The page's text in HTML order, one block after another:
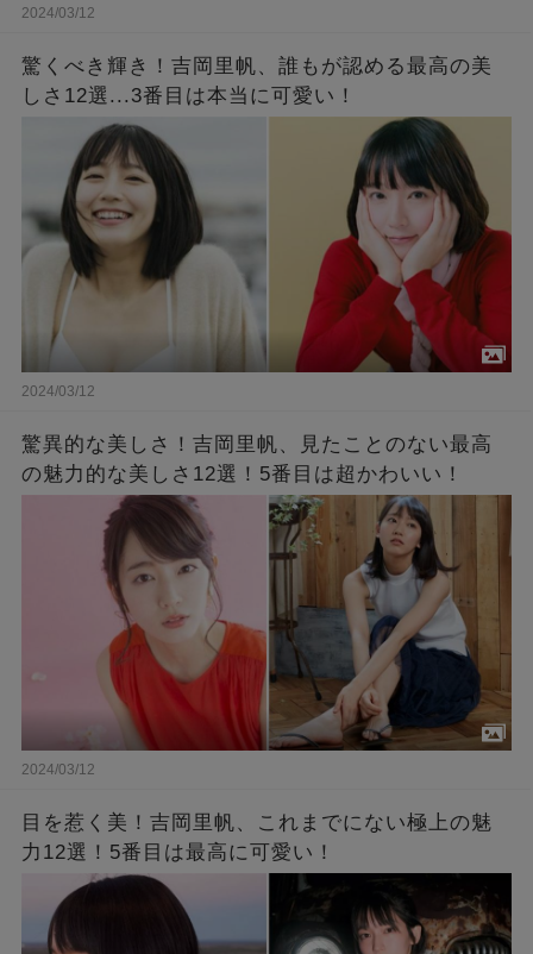
2024/03/12
驚くべき輝き！吉岡里帆、誰もが認める最高の美
しさ12選...3番目は本当に可愛い！
2024/03/12
驚異的な美しさ！吉岡里帆、見たことのない最高
の魅力的な美しさ12選！5番目は超かわいい！
2024/03/12
目を惹く美！吉岡里帆、これまでにない極上の魅
力12選！5番目は最高に可愛い！